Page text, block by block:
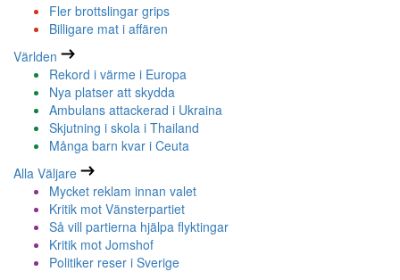
Fler brottslingar grips
Billigare mat i affären
Världen
Rekord i värme i Europa
Nya platser att skydda
Ambulans attackerad i Ukraina
Skjutning i skola i Thailand
Många barn kvar i Ceuta
Alla Väljare
Mycket reklam innan valet
Kritik mot Vänsterpartiet
Så vill partierna hjälpa flyktingar
Kritik mot Jomshof
Politiker reser i Sverige